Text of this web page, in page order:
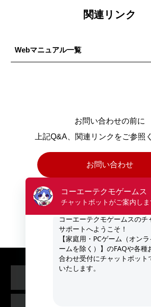
関連リンク
Webマニュアル一覧
お問い合わせの前に
上記Q&A、関連リンクをご参照
お問い合わせ